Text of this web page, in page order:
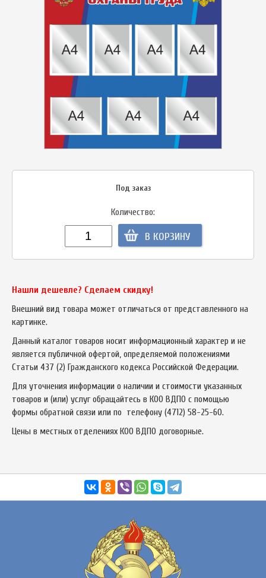
Под заказ
Количество:
В КОРЗИНУ
Нашли дешевле? Сделаем скидку!
Внешний вид товара может отличаться от представленного на
картинке.
Данный каталог товаров носит информационный характер и не
является публичной офертой, определяемой положениями
Статьи 437 (2) Гражданского кодекса Российской Федерации.
Для уточнения информации о наличии и стоимости указанных
товаров и (или) услуг обращайтесь в КОО ВДПО с помощью
формы обратной связи или по телефону (4712) 58-25-60.
Цены в местных отделениях КОО ВДПО договорные.